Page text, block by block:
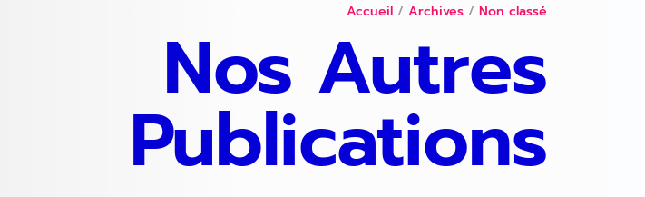
Accueil /Archives /Non classé
Nos Autres
Publications